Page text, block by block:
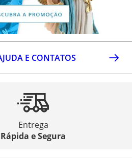
E CONTATOS
Entrega
Rápida e Segura